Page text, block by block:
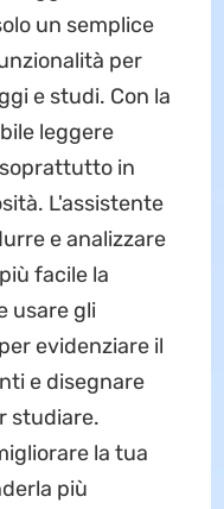
un semplice
per
e studi. Con la
leggere
in
L'assistente
e analizzare
facile la
usare gli
evidenziare il
e disegnare
studiare.
la tua
più